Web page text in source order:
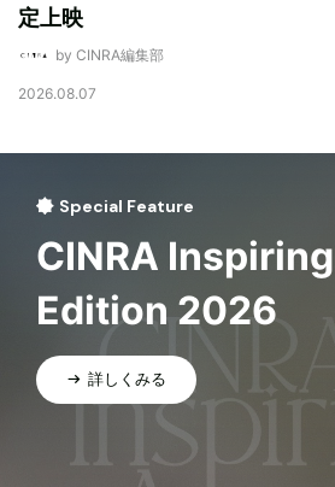
定上映
by CINRA編集部
2026.08.07
Special Feature
CINRA
Edition 2026
詳しくみる